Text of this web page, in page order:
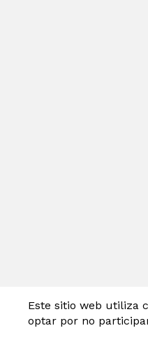
Este sitio web utiliza
optar por no